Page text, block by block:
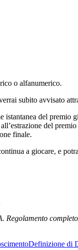
o alfanumerico.
subito avvisato
istantanea del premio
del
finale.
a giocare, e
Regolamento
Definizione di